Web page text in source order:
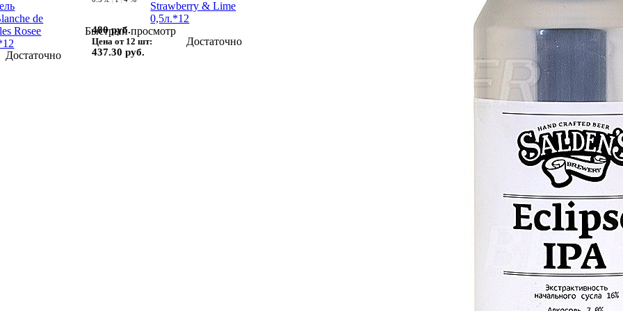
Достаточно
Быстрый просмотр
480 руб.
Цена от 12 шт:
437.30 руб.
Достаточно
дистанционную торговлю;
доставка товара не производится,
оплата товара происходит
непосредственно в магазине
Золотая Линия. Все материалы,
размещенные на сайте, носят
информационный характер и не
являются рекламой. Информация,
ознакомительный характер и не
является публичной офертой по
смыслу ст. 437 ГК РФ. Цены
товаров в магазине могут
отличаться от цены, указанной на